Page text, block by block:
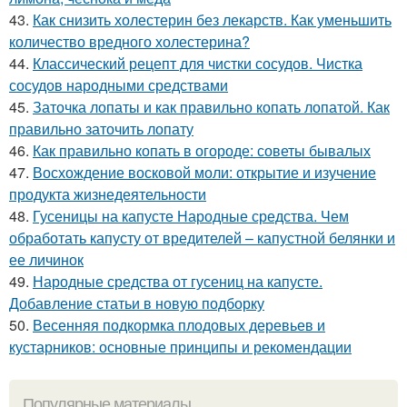
43. Как снизить холестерин без лекарств. Как уменьшить
количество вредного холестерина?
44. Классический рецепт для чистки сосудов. Чистка
сосудов народными средствами
45. Заточка лопаты и как правильно копать лопатой. Как
правильно заточить лопату
46. Как правильно копать в огороде: советы бывалых
47. Восхождение восковой моли: открытие и изучение
продукта жизнедеятельности
48. Гусеницы на капусте Народные средства. Чем
обработать капусту от вредителей – капустной белянки и
ее личинок
49. Народные средства от гусениц на капусте.
Добавление статьи в новую подборку
50. Весенняя подкормка плодовых деревьев и
кустарников: основные принципы и рекомендации